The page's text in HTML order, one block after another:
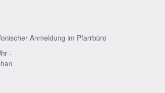
Anmeldung im Pfarrbüro
-